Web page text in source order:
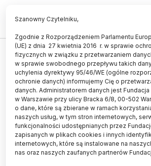
Dzieci z zespołem
uczą się gorzej
05.09.2012
aktualizacja: 05.09.2012
2 minuty czytania
Zespół metaboliczny może
nastolatków problemy z uczeniem
zaburzenia neurologiczne -
Szanowny Czytelniku,
Zgodnie z Rozporządzeniem Parlamentu
(UE) z dnia 27 kwietnia 2016 r. w sprawie
fizycznych w związku z przetwarzaniem
w sprawie swobodnego przepływu takich
uchylenia dyrektywy 95/46/WE (ogólne
ochronie danych) informujemy Cię o
danych. Administratorem danych jest Fundacja
w Warszawie przy ulicy Bracka 6/8, 00-502
o dane, które są zbierane w ramach
naszych usług, w tym stron internetowych,
funkcjonalności udostępnianych przez
zapisanych w plikach cookies i innych
internetowych, które są instalowane na
nas oraz naszych zaufanych partnerów